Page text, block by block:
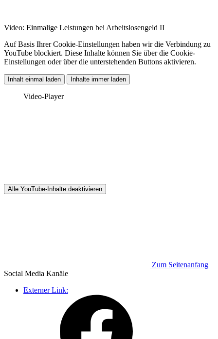
Video: Einmalige Leistungen bei Arbeitslosengeld II
Auf Basis Ihrer Cookie-Einstellungen haben wir die Verbindung zu
YouTube blockiert. Diese Inhalte können Sie über die Cookie-
Einstellungen oder über die unterstehenden Buttons aktivieren.
Inhalt einmal laden Inhalte immer laden
Video-Player
Alle YouTube-Inhalte deaktivieren
Zum Seitenanfang
Social Media Kanäle
Externer Link: